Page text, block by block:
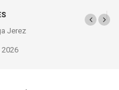
Pixel Book para
de lo retro